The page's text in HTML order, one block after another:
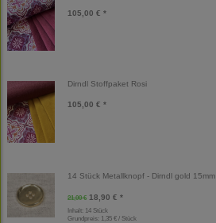
105,00 € *
Dirndl Stoffpaket Rosi
105,00 € *
14 Stück Metallknopf - Dirndl gold 15mm
21,00 € 18,90 € *
Inhalt: 14 Stück
Grundpreis: 1,35 € / Stück